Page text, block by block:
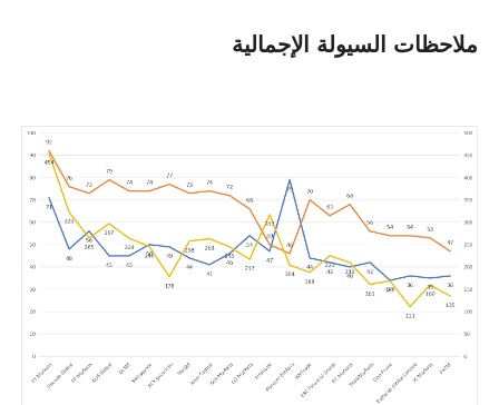
ملاحظات السيولة الإجمالية